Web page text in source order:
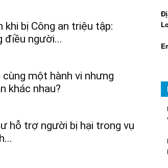
khi bị Công an triệu tập:
điều người...
một hành vi nhưng
khác nhau?
hỗ trợ người bị hại trong vụ